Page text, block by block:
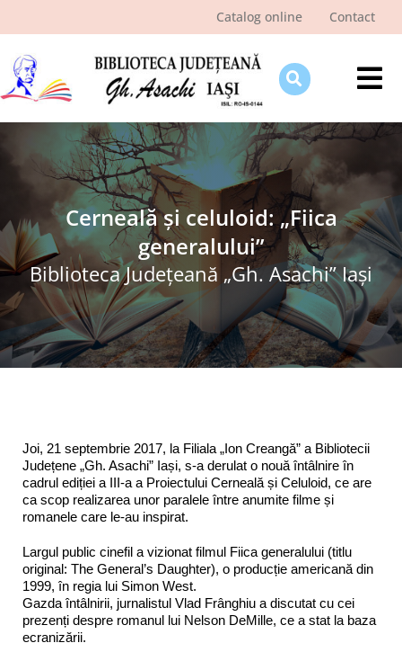
Catalog online Contact
Despre bibliotecă
Pagina cititorului
Ştiri şi evenimente
Programe şi proiecte
Interes public
Cerneală și celuloid: „Fiica
generalului”
Biblioteca Judeţeană „Gh. Asachi” Iaşi
Joi, 21 septembrie 2017, la Filiala „Ion Creangă” a Bibliotecii
Județene „Gh. Asachi” Iași, s-a derulat o nouă întâlnire în
cadrul ediției a III-a a Proiectului Cerneală și Celuloid, ce are
ca scop realizarea unor paralele între anumite filme și
romanele care le-au inspirat.
Largul public cinefil a vizionat filmul Fiica generalului (titlu
original: The General’s Daughter), o producție americană din
1999, în regia lui Simon West.
Gazda întâlnirii, jurnalistul Vlad Frânghiu a discutat cu cei
prezenți despre romanul lui Nelson DeMille, ce a stat la baza
ecranizării.